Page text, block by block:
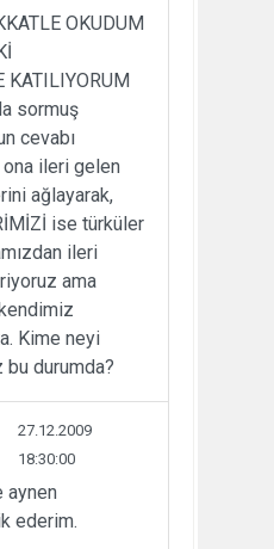
OKUDUM
KATILIYORUM
sormuş
cevabı
ileri gelen
ağlayarak,
ise türküler
ileri
ama
Kime neyi
bu durumda?
27.12.2009
18:30:00
aynen
ederim.